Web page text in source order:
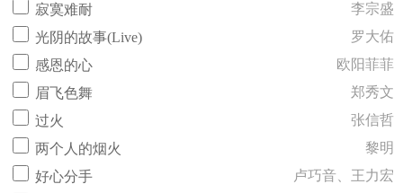
寂寞难耐
李宗盛
光阴的故事(Live)
罗大佑
感恩的心
欧阳菲菲
眉飞色舞
郑秀文
过火
张信哲
两个人的烟火
黎明
好心分手
卢巧音、王力宏